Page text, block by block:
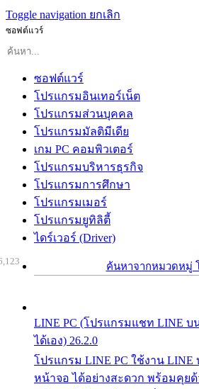
Toggle navigation ยกเลิก
ซอฟต์แวร์
ซอฟต์แวร์
โปรแกรมอินเทอร์เน็ต
โปรแกรมส่วนบุคคล
โปรแกรมมัลติมีเดีย
เกม PC คอมพิวเตอร์
โปรแกรมบริหารธุรกิจ
โปรแกรมการศึกษา
โปรแกรมเมอร์
โปรแกรมยูทิลิตี้
ไดร์เวอร์ (Driver)
ค้นหาจากหมวดหมู่
LINE PC (โปรแกรมแชท LINE บ
ได้เอง) 26.2.0
โปรแกรม LINE PC ใช้งาน
หน้าจอ ได้อย่างสะดวก พร้อมคุยด้